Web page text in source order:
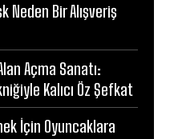
Neden Bir Alışveriş
Açma Sanatı:
Kalıcı Öz Şefkat
İçin Oyuncaklara